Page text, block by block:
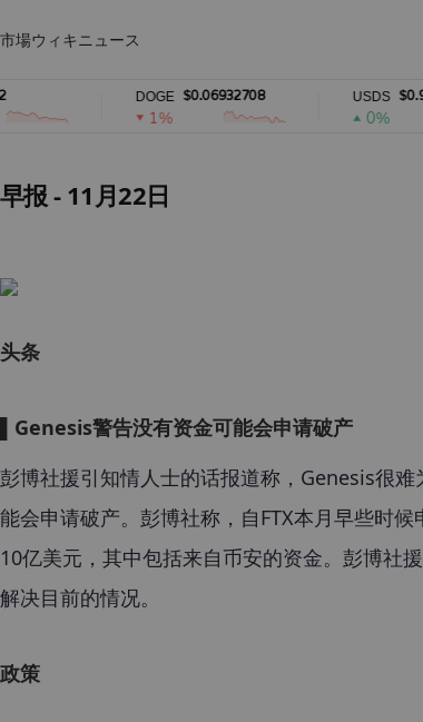
市場ウィキ ニュース
DOGE $0.06932708
1%
USDS
0%
早报 - 11月22日
头条
▌Genesis警告没有资金可能会申请破产
彭博社援引知情人士的话报道称，Genesis很
能会申请破产。彭博社称，自FTX本月早些时
10亿美元，其中包括来自币安的资金。 彭博社
解决目前的情况。
政策